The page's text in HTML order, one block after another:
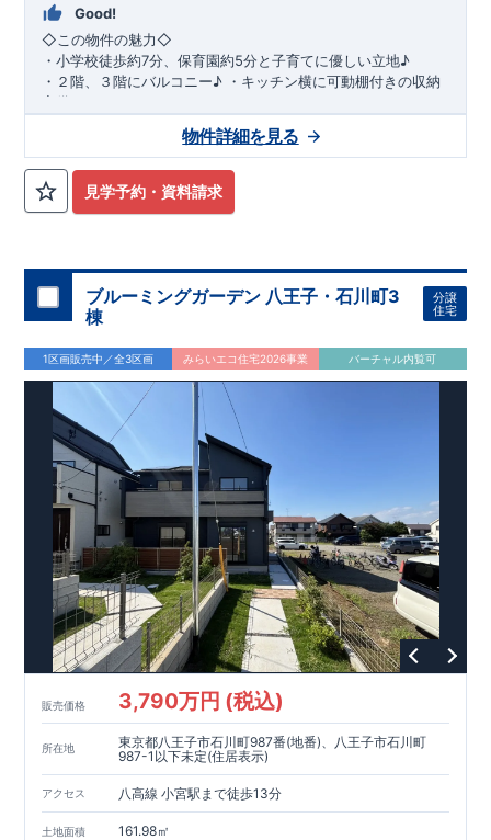
Good!
◇ この物件の魅力◇
・小学校徒歩約7分、保育園約5分と子育てに優しい立地♪
・２階、３階にバルコニー♪ ・キッチン横に可動棚付きの収納
完備。
相模線「上溝」駅徒歩19分 ◇ロケーション
・相模原市立星が丘小学校
徒歩7分 ・オーケ
ー相模原店
模原店 徒歩
・やまうち医院 徒歩
ります。
・設計、施工、営業が互いに協力しあい、最良のプラ
ンを提供いたします。 ・不要な中間マージンを抑えることで、
コストダウンに努めています。
・東栄住宅
の建物は、国が定めた耐震等級で3を取得。建築基準法で定め
られた、｢数百年に一度発生する地震に対して、倒壊、崩壊しな
い。｣という基準から、さらに
す。
【住宅性能評価ダブル取得】
設計段階で、国が認めた第三者機関が評価しています。
住宅性能評価：評価を受けた図面通りに施工されているか、建
設までに、計4回のチェックが行われます。
でなく、現場の施工状況を検査した上で、品質を保証していま
す。
【充実のアフターサポート】
・東栄住宅では、お引渡し後最大10回の無料定期点検と、
年
間の品質保証を実施。お引渡しからが本当のお付き合いだと考
え、アフターサービスを外部の業者に委託せず、東栄住宅グル
ープ「東栄ホームサービス株式会社」にて責任をもって対応い
たします。
見学予約・資料請求
物件詳細を見る
ブルーミングガーデン 八王子・石川町3
棟
分譲
住宅
1区画販売中／全3区画 みらいエコ住宅2026事業 バーチャル内覧可
販売価格 3,790万円 (税込)
所在地
東京都八王子市石川町987番(地番)、八王子市石川町
987-1以下未定(住居表示)
アクセス 八高線 小宮駅まで徒歩13分
土地面積 161.98㎡